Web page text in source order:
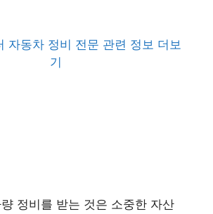
자동차 정비 전문 관련 정보 더보
기
정비를 받는 것은 소중한 자산